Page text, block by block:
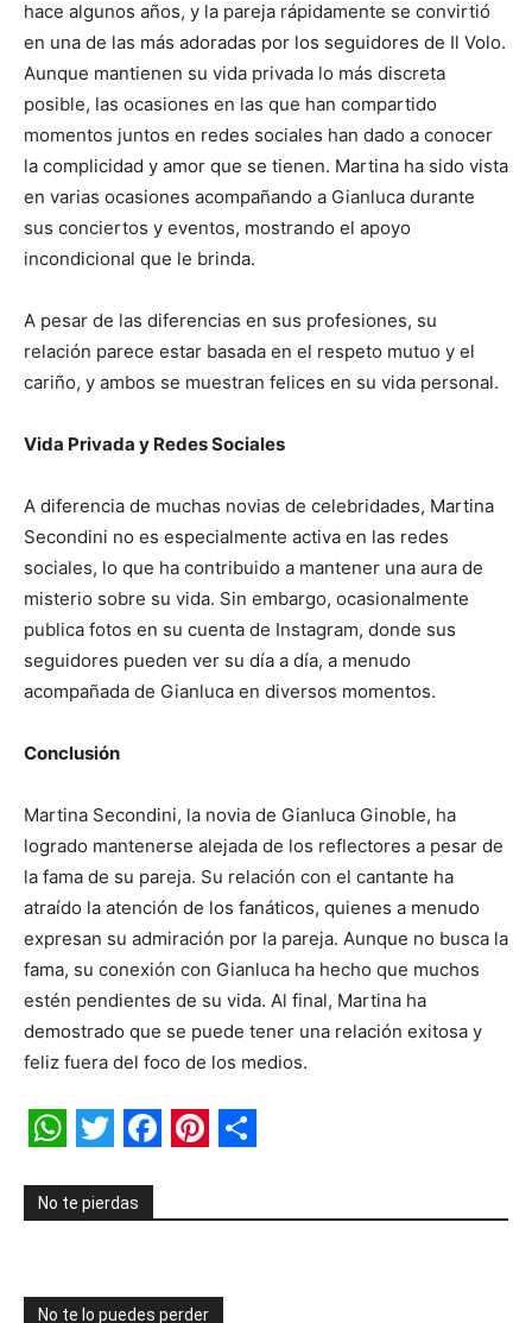
hace algunos años, y la pareja rápidamente se convirtió
en una de las más adoradas por los seguidores de Il Volo.
Aunque mantienen su vida privada lo más discreta
posible, las ocasiones en las que han compartido
momentos juntos en redes sociales han dado a conocer
la complicidad y amor que se tienen. Martina ha sido vista
en varias ocasiones acompañando a Gianluca durante
sus conciertos y eventos, mostrando el apoyo
incondicional que le brinda.
A pesar de las diferencias en sus profesiones, su
relación parece estar basada en el respeto mutuo y el
cariño, y ambos se muestran felices en su vida personal.
Vida Privada y Redes Sociales
A diferencia de muchas novias de celebridades, Martina
Secondini no es especialmente activa en las redes
sociales, lo que ha contribuido a mantener una aura de
misterio sobre su vida. Sin embargo, ocasionalmente
publica fotos en su cuenta de Instagram, donde sus
seguidores pueden ver su día a día, a menudo
acompañada de Gianluca en diversos momentos.
Conclusión
Martina Secondini, la novia de Gianluca Ginoble, ha
logrado mantenerse alejada de los reflectores a pesar de
la fama de su pareja. Su relación con el cantante ha
atraído la atención de los fanáticos, quienes a menudo
expresan su admiración por la pareja. Aunque no busca la
fama, su conexión con Gianluca ha hecho que muchos
estén pendientes de su vida. Al final, Martina ha
demostrado que se puede tener una relación exitosa y
feliz fuera del foco de los medios.
No te pierdas
No te lo puedes perder